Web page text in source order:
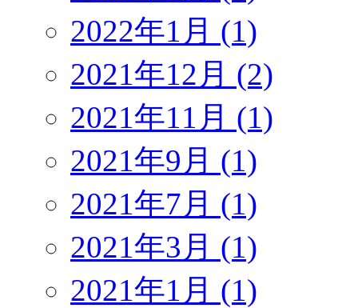
2022年1月 (1)
2021年12月 (2)
2021年11月 (1)
2021年9月 (1)
2021年7月 (1)
2021年3月 (1)
2021年1月 (1)